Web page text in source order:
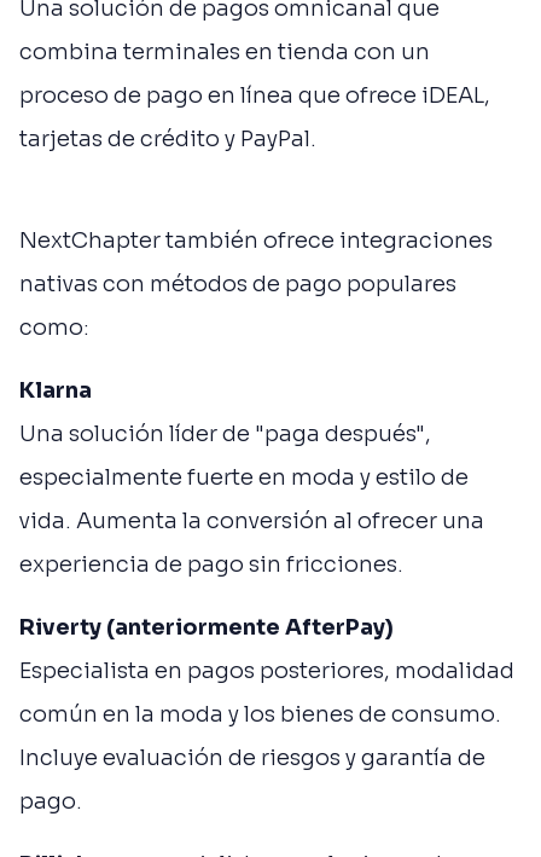
Una solución de pagos omnicanal que
combina terminales en tienda con un
proceso de pago en línea que ofrece iDEAL,
tarjetas de crédito y PayPal.
NextChapter también ofrece integraciones
nativas con métodos de pago populares
como:
Klarna
Una solución líder de "paga después",
especialmente fuerte en moda y estilo de
vida. Aumenta la conversión al ofrecer una
experiencia de pago sin fricciones.
Riverty (anteriormente AfterPay)
Especialista en pagos posteriores, modalidad
común en la moda y los bienes de consumo.
Incluye evaluación de riesgos y garantía de
pago.